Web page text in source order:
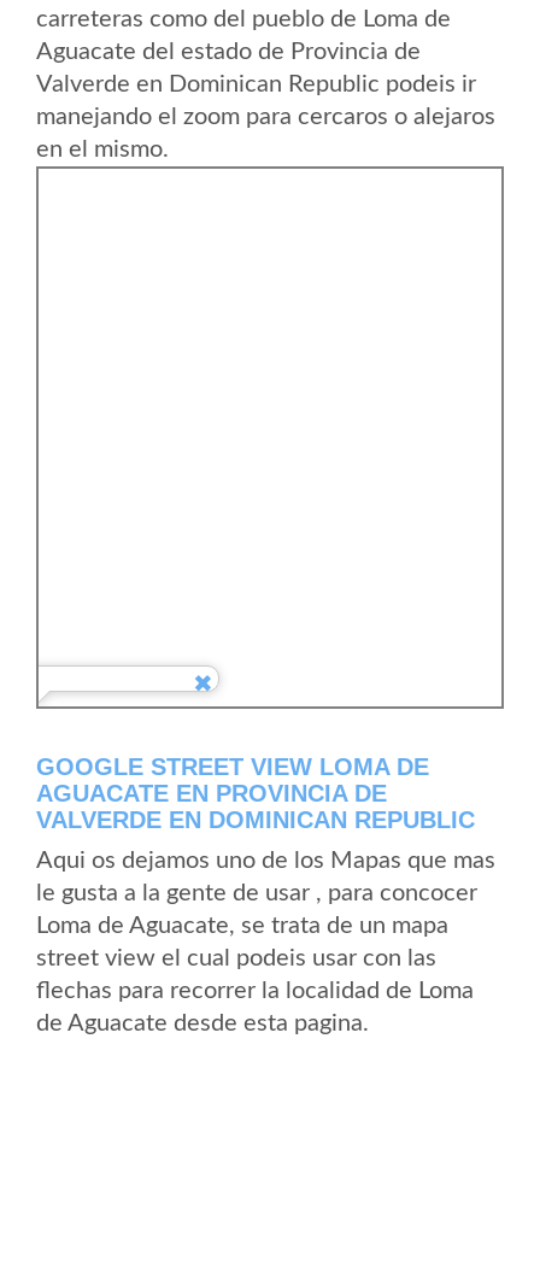
carreteras como del pueblo de Loma de
Aguacate del estado de Provincia de
Valverde en Dominican Republic podeis ir
manejando el zoom para cercaros o alejaros
en el mismo.
GOOGLE STREET VIEW LOMA DE
AGUACATE EN PROVINCIA DE
VALVERDE EN DOMINICAN REPUBLIC
Aqui os dejamos uno de los Mapas que mas
le gusta a la gente de usar , para concocer
Loma de Aguacate, se trata de un mapa
street view el cual podeis usar con las
flechas para recorrer la localidad de Loma
de Aguacate desde esta pagina.